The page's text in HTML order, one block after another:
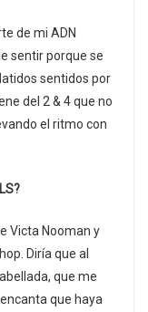
de mi ADN
sentir porque se
sentidos por
del 2 & 4 que no
el ritmo con
Victa Nooman y
Diría que al
que me
que haya